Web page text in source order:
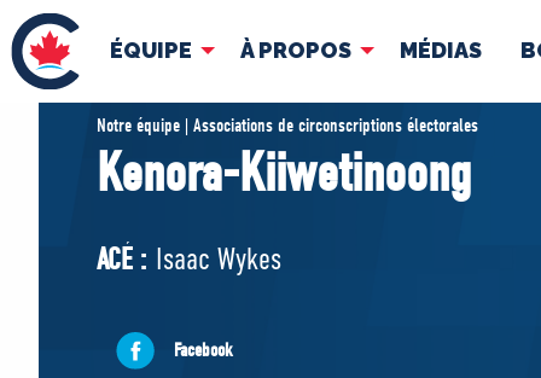
ÉQUIPE À PROPOS MÉDIAS
ÉQUIPE
Pierre Poilievre
Cabinet fantôme
ACÉ
À
Notre équipe | Associations de circonscriptions électorales
Kenora-Kiiwetinoong
ACÉ : Isaac Wykes
Facebook